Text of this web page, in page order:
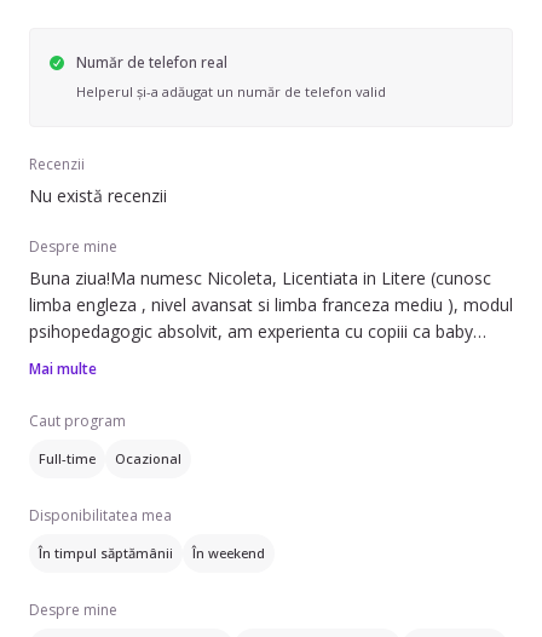
Număr de telefon real
Helperul și-a adăugat un număr de telefon valid
Recenzii
Nu există recenzii
Despre mine
Buna ziua!Ma numesc Nicoleta, Licentiata in Litere (cunosc
limba engleza , nivel avansat si limba franceza mediu ), modul
psihopedagogic absolvit, am experienta cu copiii ca baby
sitter dar si ca profesor limba engleza si indrumator lectii elevi
nu ma deranjeaza sa am grija si unor animalute , nu doar de
copii.Sint o fire energica , nefumatoare, adepta unui stil de
viata sanatos.Multumesc!
Mai multe
Caut program
Full-time Ocazional
Disponibilitatea mea
În timpul săptămânii În weekend
Despre mine